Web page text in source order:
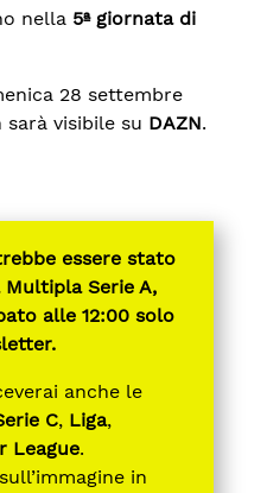
nella 5ª giornata di
28 settembre
visibile su DAZN.
essere stato
Serie A,
alle 12:00 solo
anche le
C, Liga,
League.
in